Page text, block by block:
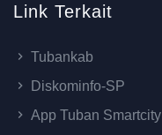
Link Terkait
Tubankab
Diskominfo-SP
App Tuban Smartcity